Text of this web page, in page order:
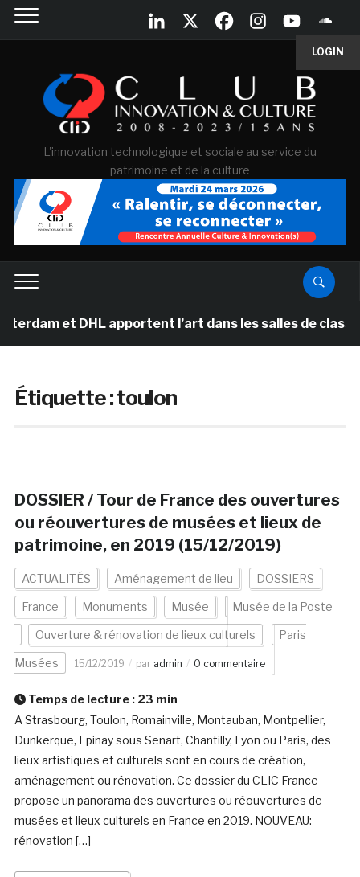
LOGIN
L'innovation technologique et sociale au service du
patrimoine et de la culture
et DHL apportent l’art dans les salles de classe
Étiquette :toulon
DOSSIER / Tour de France des ouvertures
ou réouvertures de musées et lieux de
patrimoine, en 2019 (15/12/2019)
ACTUALITÉS Aménagement de lieu DOSSIERS
France Monuments Musée Musée de la Poste
Ouverture & rénovation de lieux culturels Paris
Musées 15/12/2019 par admin 0 commentaire
Temps de lecture : 23 min
A Strasbourg, Toulon, Romainville, Montauban, Montpellier,
Dunkerque, Epinay sous Senart, Chantilly, Lyon ou Paris, des
lieux artistiques et culturels sont en cours de création,
aménagement ou rénovation. Ce dossier du CLIC France
propose un panorama des ouvertures ou réouvertures de
musées et lieux culturels en France en 2019. NOUVEAU:
rénovation […]